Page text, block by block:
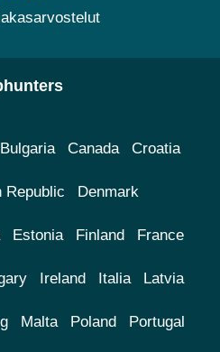
Bulgaria Canada Croatia
Republic Denmark
Estonia Finland France
Ireland Italia Latvia
Malta Poland Portugal